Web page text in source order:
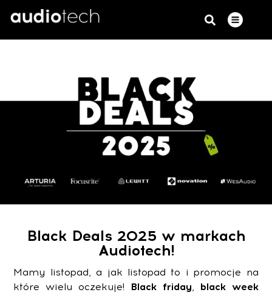
Black Deals 2025 w markach
Audiotech!
Mamy listopad, a jak listopad to i promocje na
które wielu oczekuje!
Black friday, black week